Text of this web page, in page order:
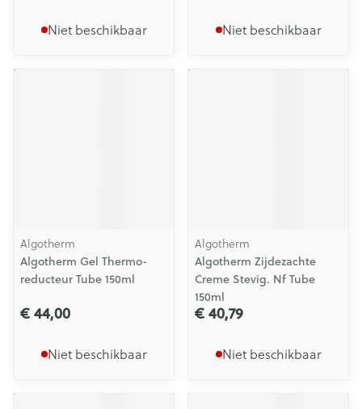
Niet beschikbaar Niet beschikbaar
Algotherm
Algotherm Gel Thermo-
reducteur Tube 150ml
€ 44,00
Niet beschikbaar
Algotherm
Algotherm Zijdezachte
Creme Stevig. Nf Tube
150ml
€ 40,79
Niet beschikbaar